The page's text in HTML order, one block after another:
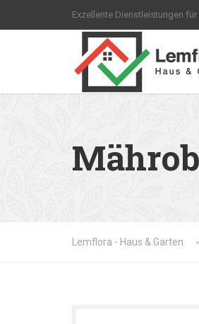
Exzellente Dienstleistungen
Lemflora - Haus & Garten